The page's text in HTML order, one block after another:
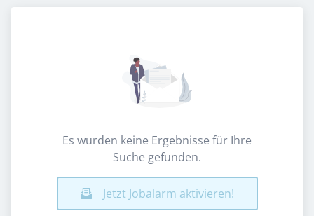
Es wurden keine Ergebnisse für Ihre
Suche gefunden.
Jetzt Jobalarm aktivieren!